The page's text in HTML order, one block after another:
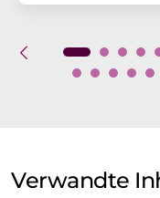
Verwandte